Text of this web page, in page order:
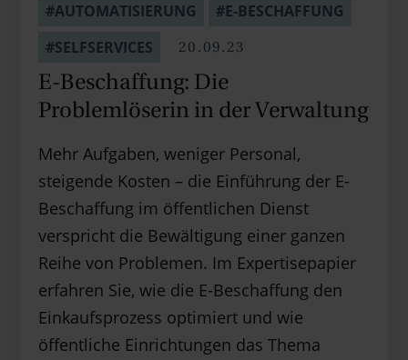
#AUTOMATISIERUNG
#E-BESCHAFFUNG
#SELFSERVICES
20.09.23
E-Beschaffung: Die
Problemlöserin in der Verwaltung
Mehr Aufgaben, weniger Personal,
steigende Kosten – die Einführung der E-
Beschaffung im öffentlichen Dienst
verspricht die Bewältigung einer ganzen
Reihe von Problemen. Im Expertisepapier
erfahren Sie, wie die E-Beschaffung den
Einkaufsprozess optimiert und wie
öffentliche Einrichtungen das Thema